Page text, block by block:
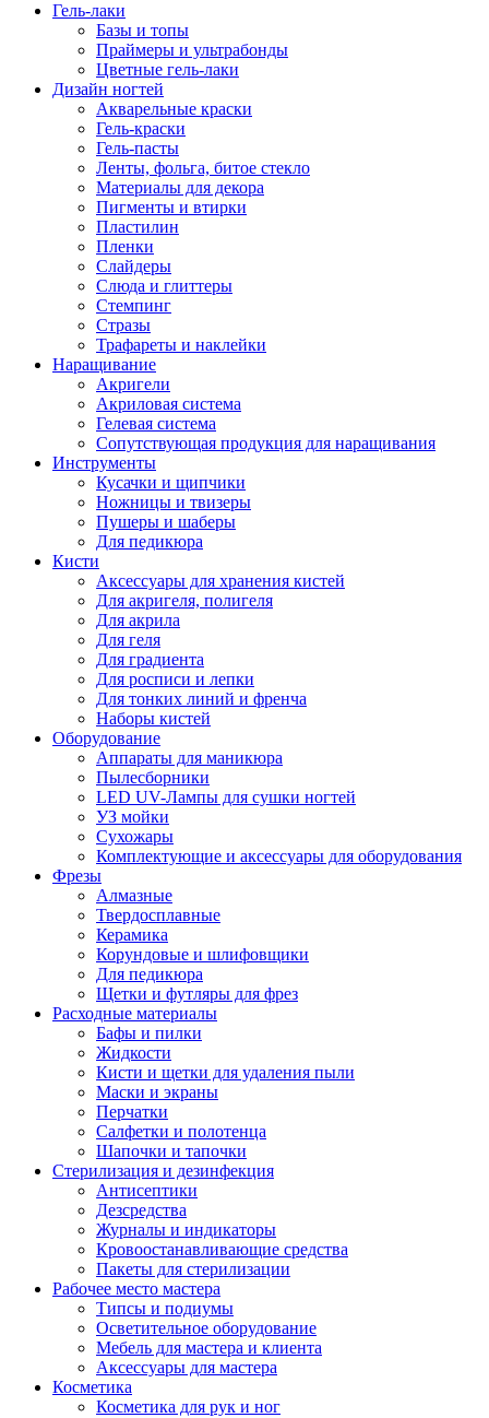
Гель-лаки
Базы и топы
Праймеры и ультрабонды
Цветные гель-лаки
Дизайн ногтей
Акварельные краски
Гель-краски
Гель-пасты
Ленты, фольга, битое стекло
Материалы для декора
Пигменты и втирки
Пластилин
Пленки
Слайдеры
Слюда и глиттеры
Стемпинг
Стразы
Трафареты и наклейки
Наращивание
Акригели
Акриловая система
Гелевая система
Сопутствующая продукция для наращивания
Инструменты
Кусачки и щипчики
Ножницы и твизеры
Пушеры и шаберы
Для педикюра
Кисти
Аксессуары для хранения кистей
Для акригеля, полигеля
Для акрила
Для геля
Для градиента
Для росписи и лепки
Для тонких линий и френча
Наборы кистей
Оборудование
Аппараты для маникюра
Пылесборники
LED UV-Лампы для сушки ногтей
УЗ мойки
Сухожары
Комплектующие и аксессуары для оборудования
Фрезы
Алмазные
Твердосплавные
Керамика
Корундовые и шлифовщики
Для педикюра
Щетки и футляры для фрез
Расходные материалы
Бафы и пилки
Жидкости
Кисти и щетки для удаления пыли
Маски и экраны
Перчатки
Салфетки и полотенца
Шапочки и тапочки
Стерилизация и дезинфекция
Антисептики
Дезсредства
Журналы и индикаторы
Кровоостанавливающие средства
Пакеты для стерилизации
Рабочее место мастера
Типсы и подиумы
Осветительное оборудование
Мебель для мастера и клиента
Аксессуары для мастера
Косметика
Косметика для рук и ног